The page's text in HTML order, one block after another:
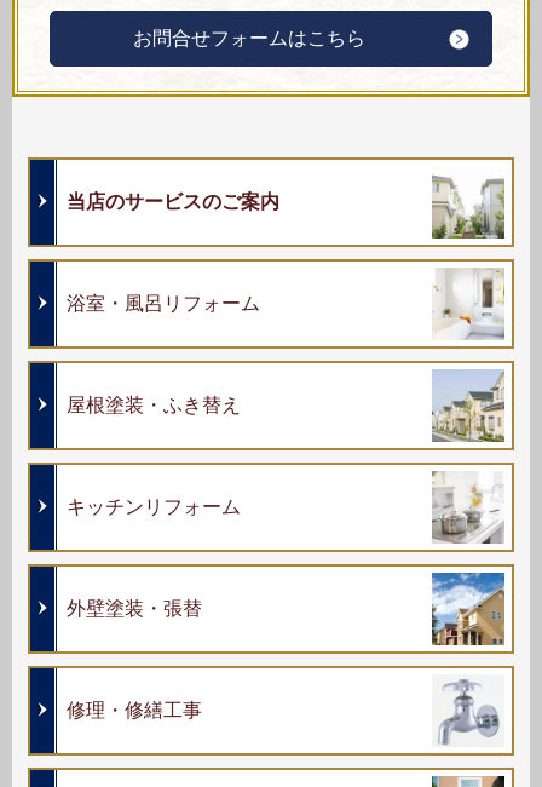
お問合せフォームはこちら
当店のサービスのご案内
浴室・風呂リフォーム
屋根塗装・ふき替え
キッチンリフォーム
外壁塗装・張替
修理・修繕工事